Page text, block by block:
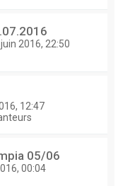
2016, 22:50
12:47
05/06
00:04